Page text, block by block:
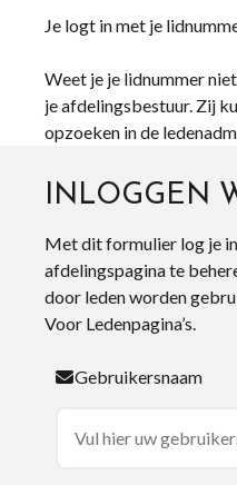
Je logt in met je
Weet je je lidnummer
je afdelingsbestuur. Zij
opzoeken in de
INLOGGEN
Met dit formulier log je
afdelingspagina te
door leden worden
Voor Ledenpagina’s.
Gebruikersnaam